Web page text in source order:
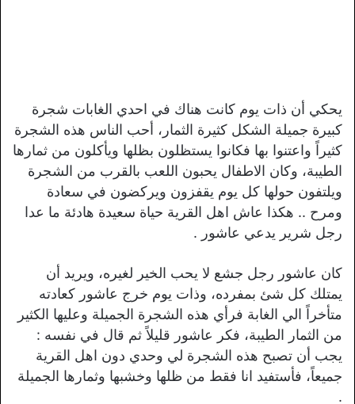
يحكي أن ذات يوم كانت هناك في احدي الغابات شجرة
كبيرة جميلة الشكل كثيرة الثمار، أحب الناس هذه الشجرة
كثيراً واعتنوا بها فكانوا يستظلون بظلها ويأكلون من ثمارها
الطيبة، وكان الاطفال يحبون اللعب بالقرب من الشجرة
ويلتفون حولها كل يوم يقفزون ويركضون في سعادة
ومرح .. هكذا عاش اهل القرية حياة سعيدة هادئة ما عدا
رجل شرير يدعي عاشور .
كان عاشور رجل جشع لا يحب الخير لغيره، ويريد أن
يمتلك كل شئ بمفرده، وذات يوم خرج عاشور كعادته
متأخراً الي الغابة فرأي هذه الشجرة الجميلة وعليها الكثير
من الثمار الطيبة، فكر عاشور قليلاً ثم قال في نفسه :
يجب أن تصبح هذه الشجرة لي وحدي دون اهل القرية
جميعاً، فأستفيد انا فقط من ظلها وخشبها وثمارها الجميلة
.